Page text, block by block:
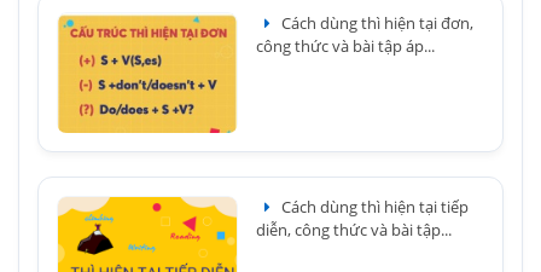
Cách dùng thì hiện tại đơn,
công thức và bài tập áp...
Cách dùng thì hiện tại tiếp
diễn, công thức và bài tập...